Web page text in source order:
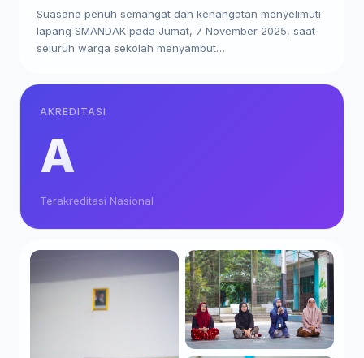
Suasana penuh semangat dan kehangatan menyelimuti
lapang SMANDAK pada Jumat, 7 November 2025, saat
seluruh warga sekolah menyambut…
AKREDITASI
A
Terakreditasi Nasional